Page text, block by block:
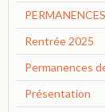
Rentrée 2025
Permanences
Présentation